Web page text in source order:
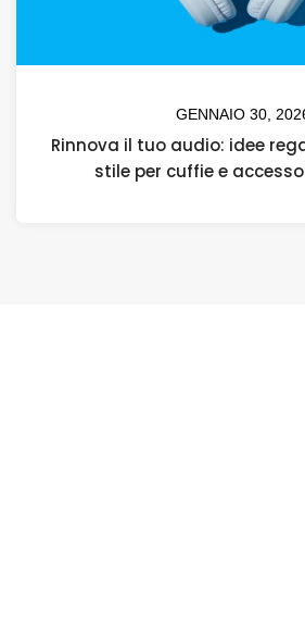
GENNAIO 30,
Rinnova il tuo audio: idee
stile per cuffie e